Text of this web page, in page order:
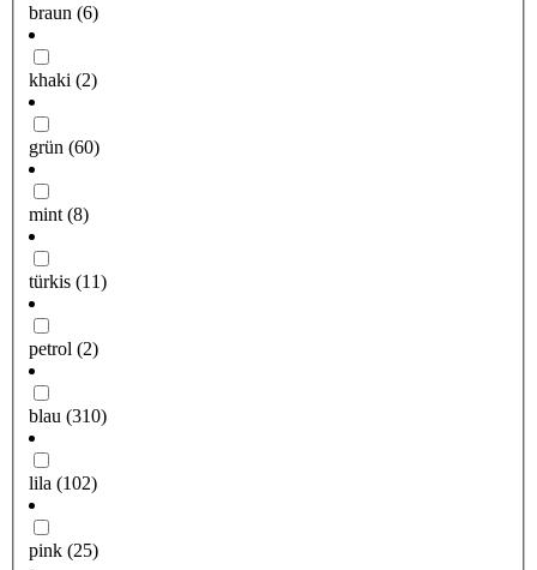
braun (6)
khaki (2)
grün (60)
mint (8)
türkis (11)
petrol (2)
blau (310)
lila (102)
pink (25)